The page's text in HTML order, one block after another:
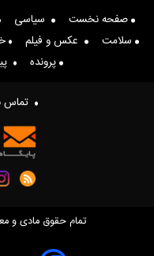
صفحه نخست سیاسی
سلامت
عکس و فیلم
پرونده
تماس
تمام حقوق مادی و